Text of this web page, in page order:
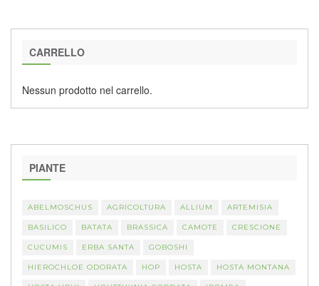
CARRELLO
Nessun prodotto nel carrello.
PIANTE
ABELMOSCHUS AGRICOLTURA ALLIUM ARTEMISIA
BASILICO BATATA BRASSICA CAMOTE CRESCIONE
CUCUMIS ERBA SANTA GOBOSHI
HIEROCHLOE ODORATA HOP HOSTA HOSTA MONTANA